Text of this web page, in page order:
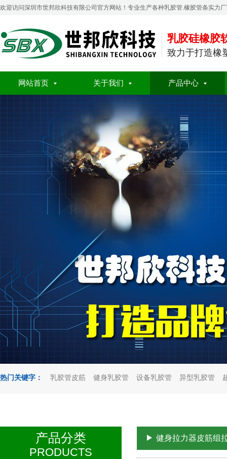
欢迎访问深圳市世邦欣科技有限公司官方网站！专业生产各种乳胶管.橡胶管条实力
乳胶硅橡胶
致力于打造橡
网站首页 关于我们 产品中心
热门关键字： 乳胶管皮筋 健身乳胶管 设备乳胶管 异型乳胶管
产品分类
PRODUCTS
健身拉力器皮筋组